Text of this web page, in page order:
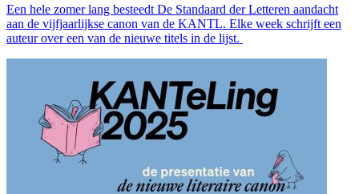
Een hele zomer lang besteedt De Standaard der Letteren aandacht
aan de vijfjaarlijkse canon van de KANTL. Elke week schrijft een
auteur over een van de nieuwe titels in de lijst.